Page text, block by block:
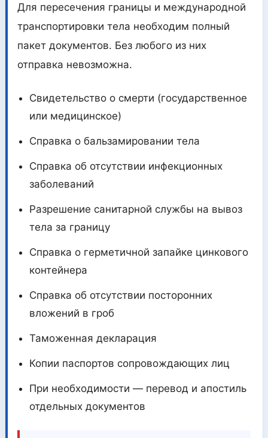
Для пересечения границы и международной
транспортировки тела необходим полный
пакет документов. Без любого из них
отправка невозможна.
Свидетельство о смерти (государственное
или медицинское)
Справка о бальзамировании тела
Справка об отсутствии инфекционных
заболеваний
Разрешение санитарной службы на вывоз
тела за границу
Справка о герметичной запайке цинкового
контейнера
Справка об отсутствии посторонних
вложений в гроб
Таможенная декларация
Копии паспортов сопровождающих лиц
При необходимости — перевод и апостиль
отдельных документов